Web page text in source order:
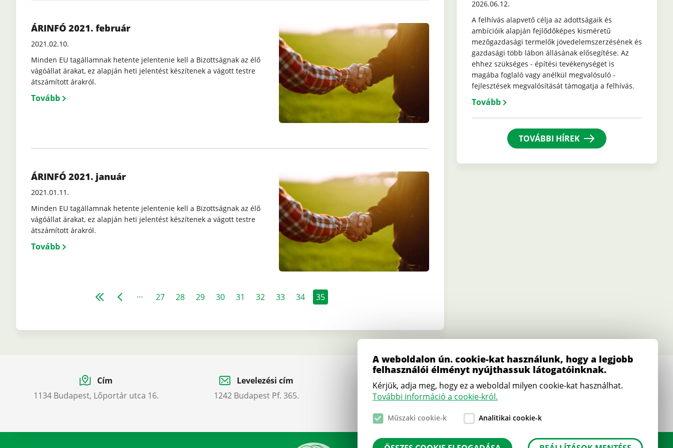
ÁRINFÓ 2021. február
2021.02.10.
Minden EU tagállamnak hetente jelentenie kell a Bizottságnak az élő
vágóállat árakat, ez alapján heti jelentést készítenek a vágott testre
átszámított árakról.
Tovább
ÁRINFÓ 2021. január
2021.01.11.
Minden EU tagállamnak hetente jelentenie kell a Bizottságnak az élő
vágóállat árakat, ez alapján heti jelentést készítenek a vágott testre
átszámított árakról.
Tovább
Oldalszámozás
Első
Előző… Page
27 Page
28 Page
29 Page
30 Page
31 Page
32 Page
33 Page
34
Jelenlegi
35
2026.06.12.
A felhívás alapvető célja az adottságaik és
ambícióik alapján fejlődőképes kisméretű
mezőgazdasági termelők jövedelemszerzésének és
gazdasági több lábon állásának elősegítése. Az
ehhez szükséges - építési tevékenységet is
magába foglaló vagy anélkül megvalósuló -
fejlesztések megvalósítását támogatja a felhívás.
Tovább
TOVÁBBI HÍREK
Cím
1134 Budapest, Lőportár utca 16.
Levelezési cím
1242 Budapest Pf. 365.
Telefon
+36 1 412 5030
E-mail
A weboldalon ún. cookie-kat használunk, hogy a legjobb
felhasználói élményt nyújthassuk látogatóinknak.
Kérjük, adja meg, hogy ez a weboldal milyen cookie-kat használhat.
További információ a cookie-król.
Műszaki cookie-k Analitikai cookie-k